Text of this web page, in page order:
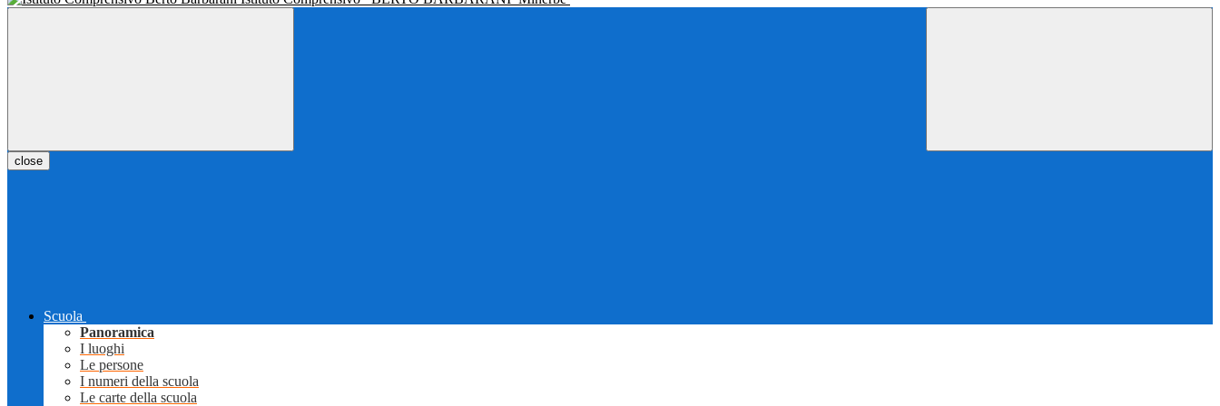
close
Scuola
Panoramica
I luoghi
Le persone
I numeri della scuola
Le carte della scuola